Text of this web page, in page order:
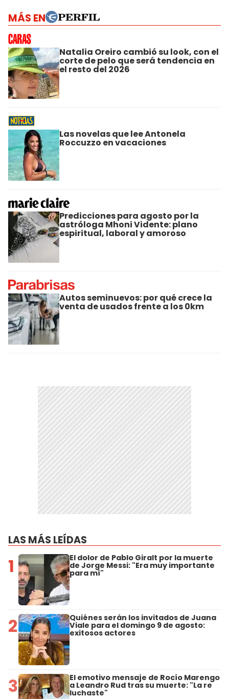
MÁS EN
Natalia Oreiro cambió su look, con el
corte de pelo que será tendencia en
el resto del 2026
Las novelas que lee Antonela
Roccuzzo en vacaciones
Predicciones para agosto por la
astróloga Mhoni Vidente: plano
espiritual, laboral y amoroso
Autos seminuevos: por qué crece la
venta de usados frente a los 0km
LAS MÁS LEÍDAS
1 El dolor de Pablo Giralt por la muerte
de Jorge Messi: "Era muy importante
para mí"
2 Quiénes serán los invitados de Juana
Viale para el domingo 9 de agosto:
exitosos actores
3 El emotivo mensaje de Rocío Marengo
a Leandro Rud tras su muerte: "La re
luchaste"